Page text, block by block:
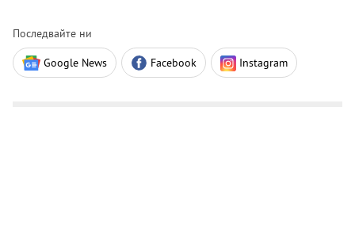
Последвайте ни
Google News Facebook Instagram